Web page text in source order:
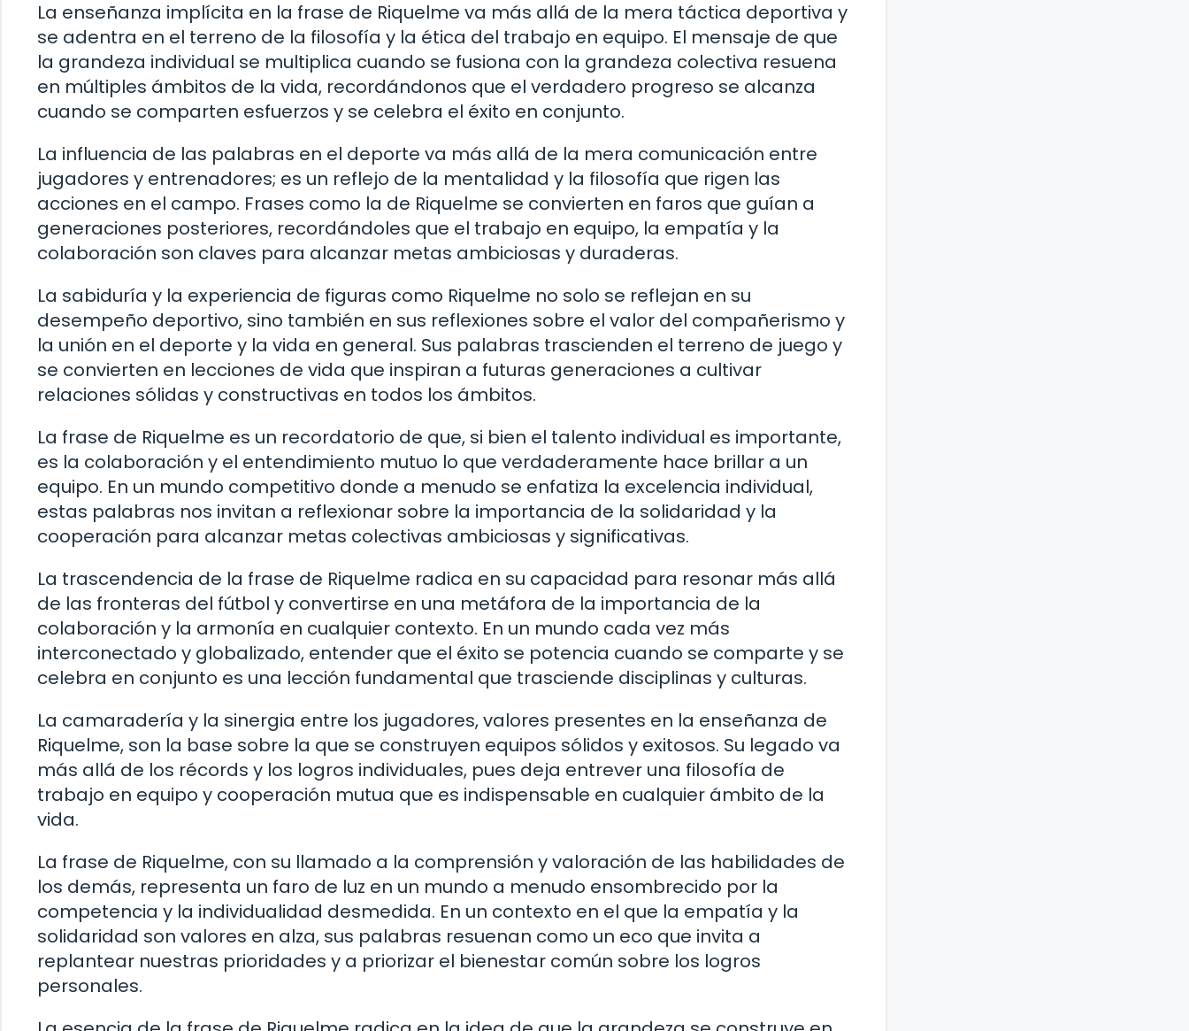
La enseñanza implícita en la frase de Riquelme va más allá de la mera táctica deportiva y
se adentra en el terreno de la filosofía y la ética del trabajo en equipo. El mensaje de que
la grandeza individual se multiplica cuando se fusiona con la grandeza colectiva resuena
en múltiples ámbitos de la vida, recordándonos que el verdadero progreso se alcanza
cuando se comparten esfuerzos y se celebra el éxito en conjunto.
La influencia de las palabras en el deporte va más allá de la mera comunicación entre
jugadores y entrenadores; es un reflejo de la mentalidad y la filosofía que rigen las
acciones en el campo. Frases como la de Riquelme se convierten en faros que guían a
generaciones posteriores, recordándoles que el trabajo en equipo, la empatía y la
colaboración son claves para alcanzar metas ambiciosas y duraderas.
La sabiduría y la experiencia de figuras como Riquelme no solo se reflejan en su
desempeño deportivo, sino también en sus reflexiones sobre el valor del compañerismo y
la unión en el deporte y la vida en general. Sus palabras trascienden el terreno de juego y
se convierten en lecciones de vida que inspiran a futuras generaciones a cultivar
relaciones sólidas y constructivas en todos los ámbitos.
La frase de Riquelme es un recordatorio de que, si bien el talento individual es importante,
es la colaboración y el entendimiento mutuo lo que verdaderamente hace brillar a un
equipo. En un mundo competitivo donde a menudo se enfatiza la excelencia individual,
estas palabras nos invitan a reflexionar sobre la importancia de la solidaridad y la
cooperación para alcanzar metas colectivas ambiciosas y significativas.
La trascendencia de la frase de Riquelme radica en su capacidad para resonar más allá
de las fronteras del fútbol y convertirse en una metáfora de la importancia de la
colaboración y la armonía en cualquier contexto. En un mundo cada vez más
interconectado y globalizado, entender que el éxito se potencia cuando se comparte y se
celebra en conjunto es una lección fundamental que trasciende disciplinas y culturas.
La camaradería y la sinergia entre los jugadores, valores presentes en la enseñanza de
Riquelme, son la base sobre la que se construyen equipos sólidos y exitosos. Su legado va
más allá de los récords y los logros individuales, pues deja entrever una filosofía de
trabajo en equipo y cooperación mutua que es indispensable en cualquier ámbito de la
vida.
La frase de Riquelme, con su llamado a la comprensión y valoración de las habilidades de
los demás, representa un faro de luz en un mundo a menudo ensombrecido por la
competencia y la individualidad desmedida. En un contexto en el que la empatía y la
solidaridad son valores en alza, sus palabras resuenan como un eco que invita a
replantear nuestras prioridades y a priorizar el bienestar común sobre los logros
personales.